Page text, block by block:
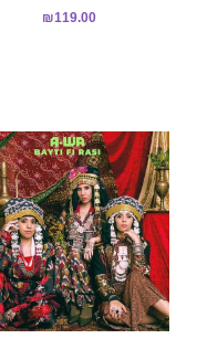
₪119.00